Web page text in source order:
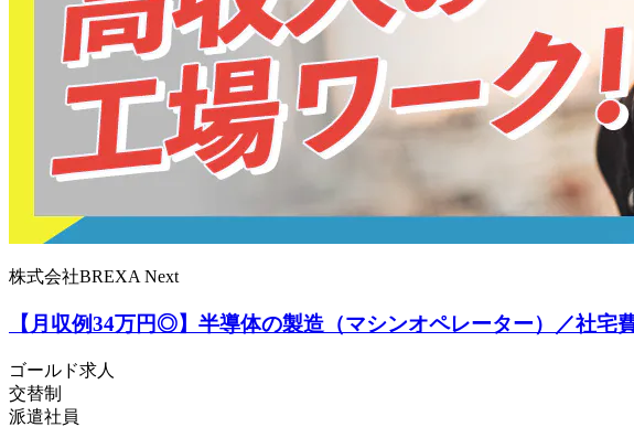
株式会社BREXA Next
【月収例34万円◎】半導体の製造（マシンオペレーター）／社
ゴールド求人
交替制
派遣社員